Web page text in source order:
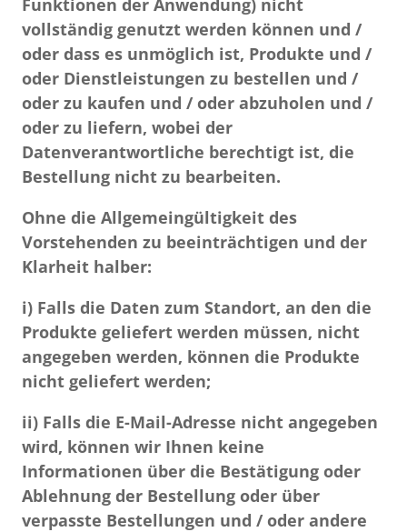
Funktionen der Anwendung) nicht
vollständig genutzt werden können und /
oder dass es unmöglich ist, Produkte und /
oder Dienstleistungen zu bestellen und /
oder zu kaufen und / oder abzuholen und /
oder zu liefern, wobei der
Datenverantwortliche berechtigt ist, die
Bestellung nicht zu bearbeiten.
Ohne die Allgemeingültigkeit des
Vorstehenden zu beeinträchtigen und der
Klarheit halber:
i) Falls die Daten zum Standort, an den die
Produkte geliefert werden müssen, nicht
angegeben werden, können die Produkte
nicht geliefert werden;
ii) Falls die E-Mail-Adresse nicht angegeben
wird, können wir Ihnen keine
Informationen über die Bestätigung oder
Ablehnung der Bestellung oder über
verpasste Bestellungen und / oder andere